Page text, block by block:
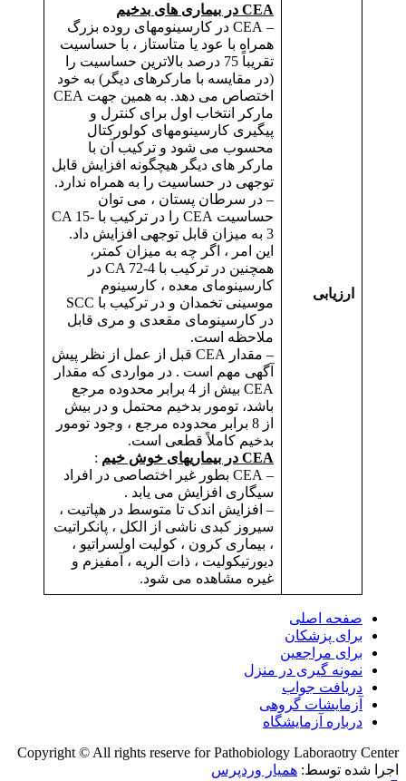
ارزیابی
CEA در بیماری های بدخیم
– CEA در کارسینومهای روده بزرگ
همراه با عود یا متاستاز ، با حساسیت
تقریباً 75 درصد بالاترین حساسیت را
(در مقایسه با مارکرهای دیگر) به خود
اختصاص می دهد. به همین جهت CEA
مارکر انتخاب اول برای کنترل و
پیگیری کارسینومهای کولورکتال
محسوب می شود و ترکیب آن با
مارکر های دیگر هیچگونه افزایش قابل
توجهی در حساسیت را به همراه ندارد.
– در سرطان پستان ، می توان
حساسیت CEA را در ترکیب با CA 15-
3 به میزان قابل توجهی افزایش داد.
این امر ، اگر چه به میزان کمتر،
همچنین در ترکیب با CA 72-4 در
کارسینومای معده ، کارسینوم
موسینی تخمدان و در ترکیب با SCC
در کارسینومای مقعدی و مری قابل
ملاحظه است.
– مقدار CEA قبل از عمل از نظر پیش
آگهی مهم است . در مواردی که مقدار
CEA بیش از 4 برابر محدوده مرجع
باشد، تومور بدخیم محتمل و در بیش
از 8 برابر محدوده مرجع ، وجود تومور
بدخیم کاملاً قطعی است.
CEA در بیماریهای خوش خیم
:
– CEA بطور غیر اختصاصی در افراد
سیگاری افزایش می یابد .
– افزایش اندک تا متوسط در ​​هپاتیت ،
سیروز کبدی ناشی از الکل ، پانکراتیت
، بیماری کرون ، کولیت اولسراتیو ،
دیورتیکولیت ، ذات الریه ، آمفیزم و
غیره مشاهده می شود.
صفحه اصلی
برای پزشکان
برای مراجعین
نمونه گیری در منزل
دریافت جواب
آزمایشات گروهی
درباره آزمایشگاه
Copyright © All rights reserve for Pathobiology Laboraotry Center
اجرا شده توسط: همیار وردپرس